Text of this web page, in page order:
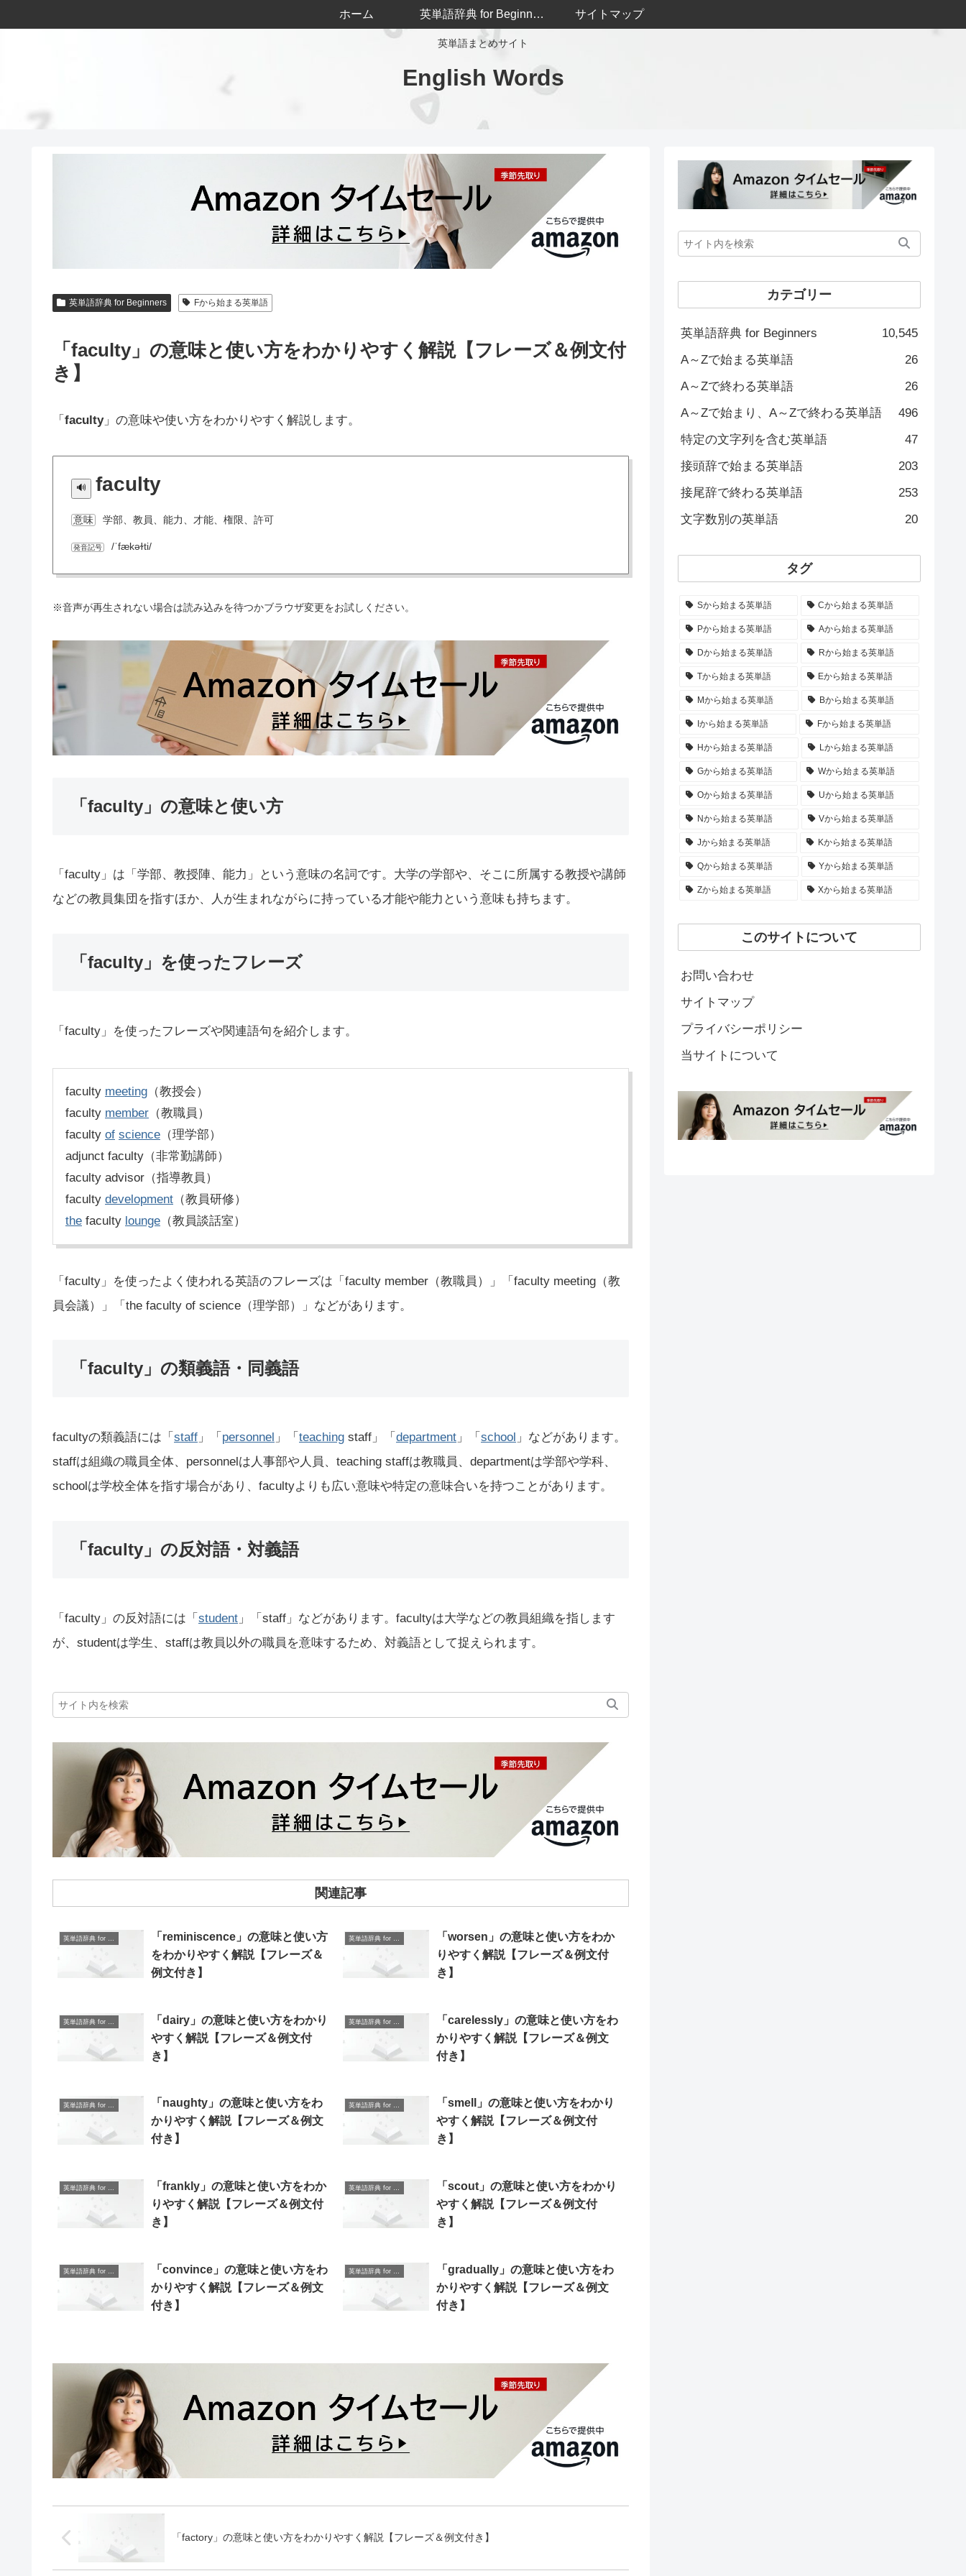
英単語まとめサイト
English Words
ホーム 英単語辞典 for Beginners サイトマップ
英単語辞典 for Beginners Fから始まる英単語
「faculty」の意味と使い方をわかりやすく解説【フレーズ＆例文付
き】
「 faculty」の意味や使い方をわかりやすく解説します。
faculty
意味 学部、教員、能力、才能、権限、許可
発音記号 /ˈfækəɫti/
※音声が再生されない場合は読み込みを待つかブラウザ変更をお試しください。
「faculty」の意味と使い方
「faculty」は「学部、教授陣、能力」という意味の名詞です。大学の学部や、そこに所属する教授や講師
などの教員集団を指すほか、人が生まれながらに持っている才能や能力という意味も持ちます。
「faculty」を使ったフレーズ
「faculty」を使ったフレーズや関連語句を紹介します。
faculty meeting （教授会）
faculty member （教職員）
faculty of science （理学部）
adjunct faculty（非常勤講師）
faculty advisor（指導教員）
faculty development （教員研修）
the faculty lounge （教員談話室）
「faculty」を使ったよく使われる英語のフレーズは「faculty member（教職員）」「faculty meeting（教
員会議）」「the faculty of science（理学部）」などがあります。
「faculty」の類義語・同義語
facultyの類義語には「 staff 」「 personnel 」「 teaching staff」「 department 」「 school 」などがあります。
staffは組織の職員全体、personnelは人事部や人員、teaching staffは教職員、departmentは学部や学科、
schoolは学校全体を指す場合があり、facultyよりも広い意味や特定の意味合いを持つことがあります。
「faculty」の反対語・対義語
「faculty」の反対語には「 student 」「staff」などがあります。facultyは大学などの教員組織を指します
が、studentは学生、staffは教員以外の職員を意味するため、対義語として捉えられます。
関連記事
「reminiscence」の意味と使い方
をわかりやすく解説【フレーズ＆
例文付き】
「worsen」の意味と使い方をわか
りやすく解説【フレーズ＆例文付
き】
「dairy」の意味と使い方をわかり
やすく解説【フレーズ＆例文付
き】
「carelessly」の意味と使い方をわ
かりやすく解説【フレーズ＆例文
付き】
「naughty」の意味と使い方をわ
かりやすく解説【フレーズ＆例文
付き】
「smell」の意味と使い方をわかり
やすく解説【フレーズ＆例文付
き】
英単語辞典 for Beginners
「frankly」の意味と使い方をわか
りやすく解説【フレーズ＆例文付
き】
英単語辞典 for Beginners
「scout」の意味と使い方をわかり
やすく解説【フレーズ＆例文付
き】
英単語辞典 for Beginners
「convince」の意味と使い方をわ
かりやすく解説【フレーズ＆例文
付き】
英単語辞典 for Beginners
「gradually」の意味と使い方をわ
かりやすく解説【フレーズ＆例文
付き】
「factory」の意味と使い方をわかりやすく解説【フレーズ＆例文付き】
カテゴリー
英単語辞典 for Beginners
10,545
A～Zで始まる英単語
26
A～Zで終わる英単語
26
A～Zで始まり、A～Zで終わる英単語
496
特定の文字列を含む英単語
47
接頭辞で始まる英単語
203
接尾辞で終わる英単語
253
文字数別の英単語
20
タグ
Sから始まる英単語 Cから始まる英単語
Pから始まる英単語 Aから始まる英単語
Dから始まる英単語 Rから始まる英単語
Tから始まる英単語 Eから始まる英単語
Mから始まる英単語 Bから始まる英単語
Iから始まる英単語 Fから始まる英単語
Hから始まる英単語 Lから始まる英単語
Gから始まる英単語 Wから始まる英単語
Oから始まる英単語 Uから始まる英単語
Nから始まる英単語 Vから始まる英単語
Jから始まる英単語 Kから始まる英単語
Qから始まる英単語 Yから始まる英単語
Zから始まる英単語 Xから始まる英単語
このサイトについて
お問い合わせ
サイトマップ
プライバシーポリシー
当サイトについて